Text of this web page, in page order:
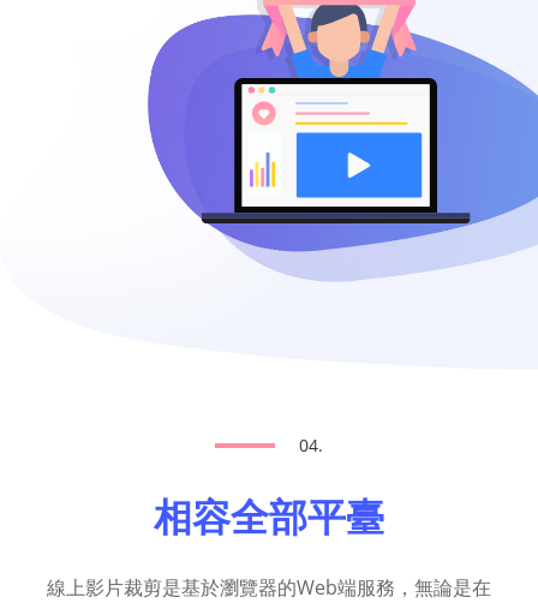
04.
相容全部平臺
線上影片裁剪是基於瀏覽器的Web端服務，無論是在